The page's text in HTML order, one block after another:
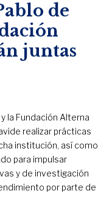
de
juntas
la Fundación Alterna
realizar prácticas
institución, así como
para impulsar
y de investigación
por parte de